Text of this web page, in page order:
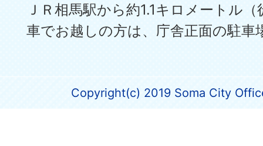
ＪＲ相馬駅から約1.1キロメートル
車でお越しの方は、庁舎正面の駐車
Copyright(c) 2019 Soma City